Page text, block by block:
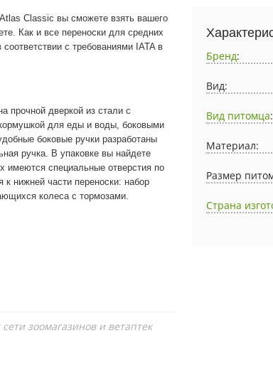
Classic вы сможете взять вашего
Как и все переноски для средних
с требованиями IATA в
прочной дверкой из стали с
для еды и воды, боковыми
боковые ручки разработаны
ручка. В упаковке вы найдете
имеются специальные отверстия по
нижней части переноски: набор
колеса с тормозами.
зоомагазинов и ветаптек
Бренд:
Вид:
Вид питомца:
Материал:
Размер
Страна